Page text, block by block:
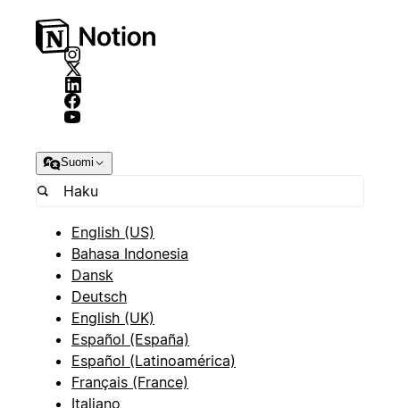
Suomi
English (US)
Bahasa Indonesia
Dansk
Deutsch
English (UK)
Español (España)
Español (Latinoamérica)
Français (France)
Italiano